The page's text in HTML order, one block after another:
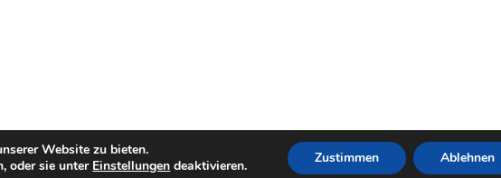
Website zu bieten.
oder sie unter Einstellungen deaktivieren. Zustimmen Ablehnen